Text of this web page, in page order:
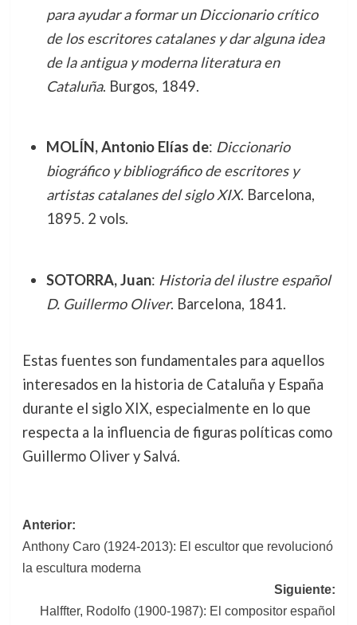
para ayudar a formar un Diccionario crítico
de los escritores catalanes y dar alguna idea
de la antigua y moderna literatura en
Cataluña. Burgos, 1849.
MOLÍN, Antonio Elías de: Diccionario
biográfico y bibliográfico de escritores y
artistas catalanes del siglo XIX. Barcelona,
1895. 2 vols.
SOTORRA, Juan: Historia del ilustre español
D. Guillermo Oliver. Barcelona, 1841.
Estas fuentes son fundamentales para aquellos
interesados en la historia de Cataluña y España
durante el siglo XIX, especialmente en lo que
respecta a la influencia de figuras políticas como
Guillermo Oliver y Salvá.
Navegación
de
Anterior:
Anthony Caro (1924-2013): El escultor que revolucionó
la escultura moderna
Siguiente:
Halffter, Rodolfo (1900-1987): El compositor español